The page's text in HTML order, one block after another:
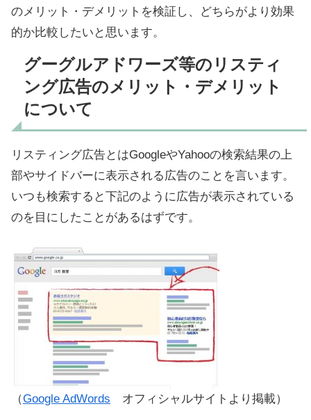
のメリット・デメリットを検証し、どちらがより効果
的か比較したいと思います。
グーグルアドワーズ等のリスティ
ング広告のメリット・デメリット
について
リスティング広告とはGoogleやYahooの検索結果の上
部やサイドバーに表示される広告のことを言います。
いつも検索すると下記のように広告が表示されている
のを目にしたことがあるはずです。
（Google AdWords オフィシャルサイトより掲載）